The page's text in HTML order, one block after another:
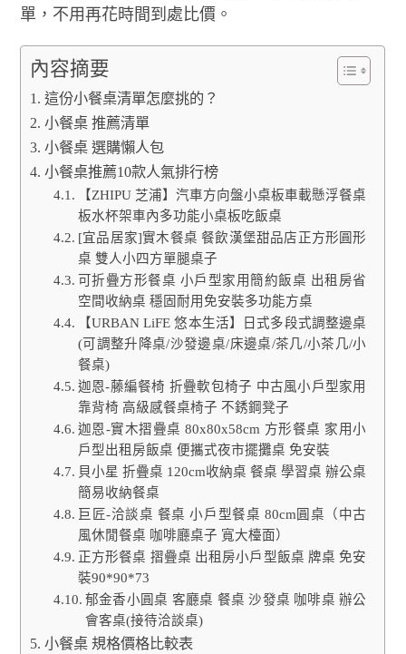
單，不用再花時間到處比價。
內容摘要
這份小餐桌清單怎麼挑的？
小餐桌 推薦清單
小餐桌 選購懶人包
小餐桌推薦10款人氣排行榜
【ZHIPU 芝浦】汽車方向盤小桌板車載懸浮餐桌
板水杯架車內多功能小桌板吃飯桌
[宜品居家]實木餐桌 餐飲漢堡甜品店正方形圓形
桌 雙人小四方單腿桌子
可折疊方形餐桌 小戶型家用簡約飯桌 出租房省
空間收納桌 穩固耐用免安裝多功能方桌
【URBAN LiFE 悠本生活】日式多段式調整邊桌
(可調整升降桌/沙發邊桌/床邊桌/茶几/小茶几/小
餐桌)
迦恩-藤編餐椅 折疊軟包椅子 中古風小戶型家用
靠背椅 高級感餐桌椅子 不銹鋼凳子
迦恩-實木摺疊桌 80x80x58cm 方形餐桌 家用小
戶型出租房飯桌 便攜式夜市擺攤桌 免安裝
貝小星 折疊桌 120cm收納桌 餐桌 學習桌 辦公桌
簡易收納餐桌
巨匠-洽談桌 餐桌 小戶型餐桌 80cm圓桌（中古
風休閒餐桌 咖啡廳桌子 寬大檯面）
正方形餐桌 摺疊桌 出租房小戶型飯桌 牌桌 免安
裝90*90*73
郁金香小圓桌 客廳桌 餐桌 沙發桌 咖啡桌 辦公
會客桌(接待洽談桌)
小餐桌 規格價格比較表